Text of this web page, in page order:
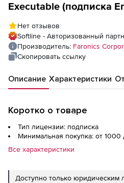
Executable (подписка
Нет отзывов
Softline - Авторизованный
Производитель: Faronics
Скопировать ссылку
Описание Характеристики
Коротко о товаре
Тип лицензии: подписка
Минимальная покупка: от 1000
Все характеристики
Доступно только